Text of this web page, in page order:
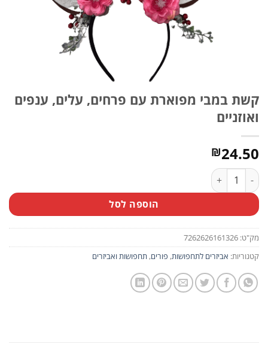
קשת במבי מפוארת עם פרחים, עלים, ענפים
ואוזניים
₪24.50
כמות של קשת במבי מפוארת עם פרחים, עלים, ענפים ואוזניים
הוספה לסל
מק"ט: 7262626161326
קטגוריות: אביזרים לתחפושות, פורים, תחפושות ואביזרים